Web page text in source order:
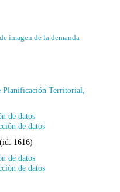
imagen de la demanda
Planificación Territorial,
de datos
de datos
(id: 1616)
de datos
de datos